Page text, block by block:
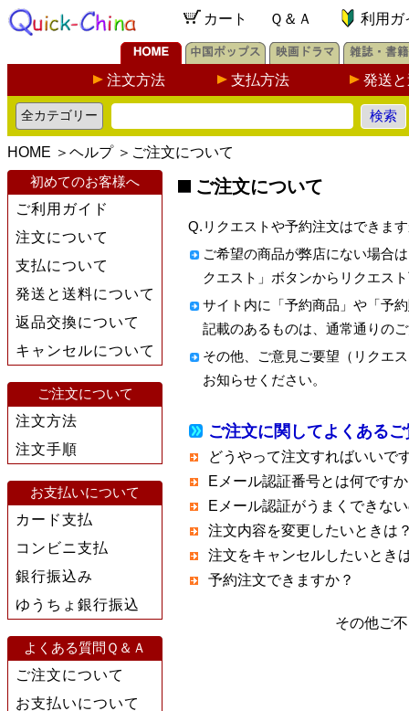
カート Ｑ＆Ａ 利用ガ
注文方法 支払方法 発送
HOME ＞ ヘルプ＞ ご注文について
初めてのお客様へ
ご利用ガイド
注文について
支払について
発送と送料について
返品交換について
キャンセルについて
ご注文について
注文方法
注文手順
お支払いについて
カード支払
コンビニ支払
銀行振込み
ゆうちょ銀行振込
よくある質問Ｑ＆Ａ
ご注文について
お支払いについて
ご注文について
Q.リクエストや予約注文はできま
ご希望の商品が弊店にない場合
クエスト」ボタンからリクエス
サイト内に「予約商品」や「予
記載のあるものは、通常通りの
その他、ご意見ご要望（リクエ
お知らせください。
ご注文に関してよくあるご
どうやって注文すればいいで
Eメール認証番号とは何です
Eメール認証がうまくできな
注文内容を変更したいときは
注文をキャンセルしたいとき
予約注文できますか？
その他ご